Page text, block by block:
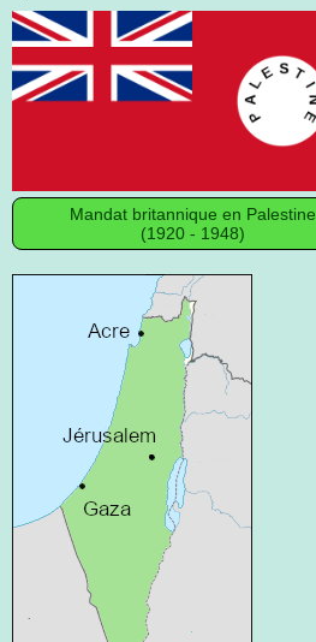
Mandat britannique en Palestine
(1920 - 1948)